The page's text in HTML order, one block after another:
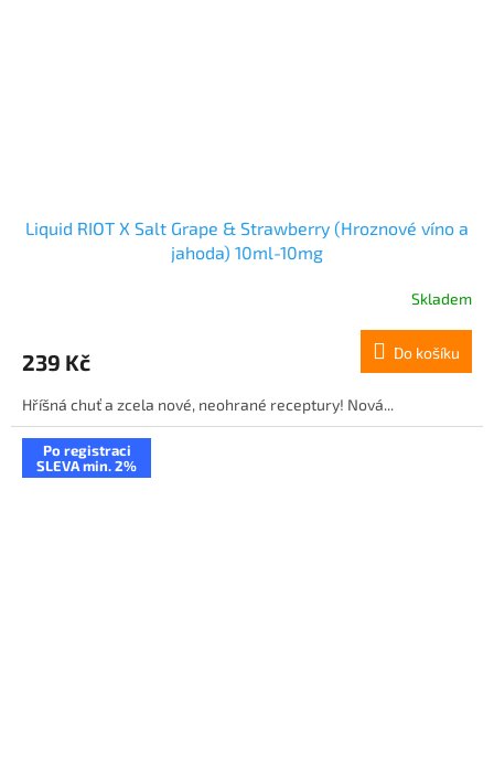
Liquid RIOT X Salt Grape & Strawberry (Hroznové víno a
jahoda) 10ml-10mg
Skladem
239 Kč Do košíku
Hříšná chuť a zcela nové, neohrané receptury! Nová...
Po registraci
SLEVA min. 2%